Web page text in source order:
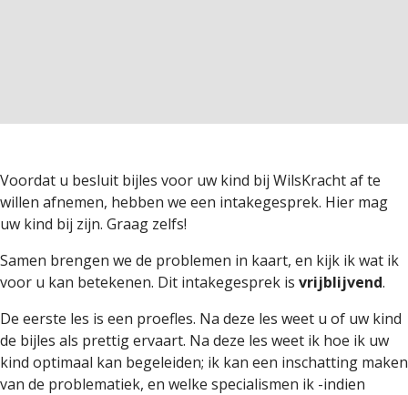
Voordat u besluit bijles voor uw kind bij WilsKracht af te
willen afnemen, hebben we een intakegesprek. Hier mag
uw kind bij zijn. Graag zelfs!
Samen brengen we de problemen in kaart, en kijk ik wat ik
voor u kan betekenen. Dit intakegesprek is vrijblijvend.
De eerste les is een proefles. Na deze les weet u of uw kind
de bijles als prettig ervaart. Na deze les weet ik hoe ik uw
kind optimaal kan begeleiden; ik kan een inschatting maken
van de problematiek, en welke specialismen ik -indien